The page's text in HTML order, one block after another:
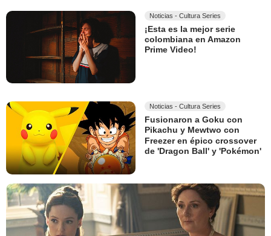
Noticias - Cultura Series
¡Esta es la mejor serie
colombiana en Amazon
Prime Video!
Noticias - Cultura Series
Fusionaron a Goku con
Pikachu y Mewtwo con
Freezer en épico crossover
de 'Dragon Ball' y 'Pokémon'